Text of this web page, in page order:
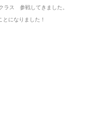
ス 参戦してきました。
になりました！
Facebook で表示
ルを Twitter で表示